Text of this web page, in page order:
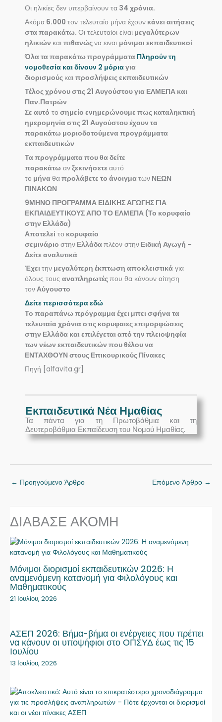
Οι ηλικίες δεν υπερβαίνουν τα 34 χρόνια.
Ακόμα 6.000 τον τελευταίο μήνα έχουν κάνει αιτήσεις
στα παρακάτω. Οι τελευταίοι είναι μεγαλύτερων
ηλικιών και πιθανώςνα ειναι μόνιμοι εκπαιδευτικοί
Όλα τα παρακάτω προγράμματα Πληρούν τη
νομοθεσία και δίνουν 2 μόριαγια
διορισμούς και προσλήψεις εκπαιδευτικών
Τέλος χρόνου στις 21 Αυγούστου για ΕΛΜΕΠΑ και
Παν.Πατρών
Σε αυτό το σημείο ενημερώνουμε πως καταληκτική
ημερομηνία στις 21 Αυγούστου έχουν τα
παρακάτω μοριοδοτούμενα προγράμματα
εκπαιδευτικών
Τα προγράμματα που θα δείτε
παρακάτω ανξεκινήσετε αυτό
το μήναθαπρολάβετε το άνοιγματων ΝΕΩΝ
ΠΙΝΑΚΩΝ
9ΜΗΝΟ ΠΡΟΓΡΑΜΜΑ ΕΙΔΙΚΗΣ ΑΓΩΓΗΣ ΓΙΑ
ΕΚΠΑΙΔΕΥΤΙΚΟΥΣ ΑΠΟ ΤΟ ΕΛΜΕΠΑ (Το κορυφαίο
στην Ελλάδα)
Αποτελεί το κορυφαίο
σεμινάριο στην Ελλάδαπλέον στην Ειδική Αγωγή –
Δείτε αναλυτικά
Έχει την μεγαλύτερη έκπτωση αποκλειστικά για
όλους τους αναπληρωτέςπου θα κάνουν αίτηση
τονΑύγουστο
Δείτε περισσότερα εδώ
Το παραπάνω πρόγραμμα έχει μπει σφήνα τα
τελευταία χρόνια στις κορυφαιες επιμορφώσεις
στην Ελλάδα και επιλέγεται από την πλειοψηφία
των νέων εκπαιδευτικών που θέλου να
ΕΝΤΑΧΘΟΥΝ στους Επικουρικούς Πίνακες
Πηγή [alfavita.gr]
Εκπαιδευτικά Νέα Ημαθίας
Τα πάντα για τη Πρωτοβάθμια και τη
Δευτεροβάθμια Εκπαίδευση του Νομού Ημαθίας.
← Προηγούμενο Άρθρο Επόμενο Άρθρο →
ΔΙΑΒΑΣΕ ΑΚΟΜΗ
Μόνιμοι διορισμοί εκπαιδευτικών 2026: Η
αναμενόμενη κατανομή για Φιλολόγους και
Μαθηματικούς
21 Ιουλίου, 2026
ΑΣΕΠ 2026: Βήμα-βήμα οι ενέργειες που πρέπει
να κάνουν οι υποψήφιοι στο ΟΠΣΥΔ έως τις 15
Ιουλίου
13 Ιουλίου, 2026